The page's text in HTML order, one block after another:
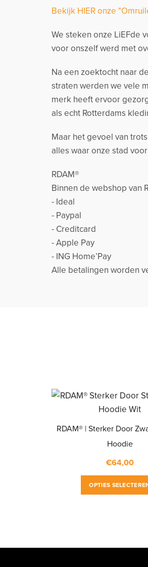
Bekijk HIER onze
We steken onze LiEFde
voor onszelf werd met
Na een zoektocht naar
straten werden we vele
merk heeft ervoor
als echt Rotterdams
Maar het gevoel van
alles waar onze stad
RDAM®
Binnen de webshop van
- Ideal
- Paypal
- Creditcard
- Apple Pay
- ING Home’Pay
Alle betalingen worden
RDAM® | Sterker Door
Hoodie
€64,00
OPTIES